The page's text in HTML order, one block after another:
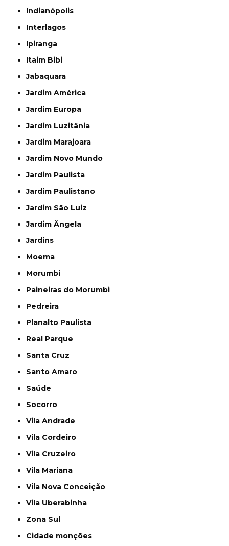
Indianópolis
Interlagos
Ipiranga
Itaim Bibi
Jabaquara
Jardim América
Jardim Europa
Jardim Luzitânia
Jardim Marajoara
Jardim Novo Mundo
Jardim Paulista
Jardim Paulistano
Jardim São Luiz
Jardim Ângela
Jardins
Moema
Morumbi
Paineiras do Morumbi
Pedreira
Planalto Paulista
Real Parque
Santa Cruz
Santo Amaro
Saúde
Socorro
Vila Andrade
Vila Cordeiro
Vila Cruzeiro
Vila Mariana
Vila Nova Conceição
Vila Uberabinha
Zona Sul
cidade monções